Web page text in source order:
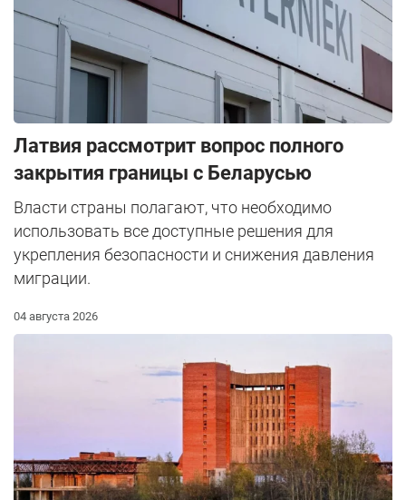
Латвия рассмотрит вопрос полного
закрытия границы с Беларусью
Власти страны полагают, что необходимо
использовать все доступные решения для
укрепления безопасности и снижения давления
миграции.
04 августа 2026